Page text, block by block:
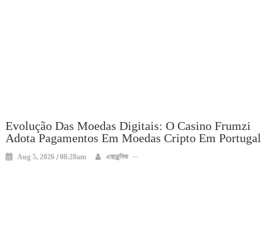
Evolução Das Moedas Digitais: O Casino Frumzi
Adota Pagamentos Em Moedas Cripto Em Portugal
Aug 5, 2026 / 08:28am এক্সক্লুসিভ